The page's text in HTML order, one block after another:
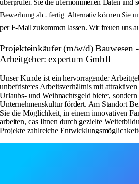
überprüfen Sie die übernommenen Daten und
Bewerbung ab - fertig. Alternativ können Sie
per E-Mail zukommen lassen. Wir freuen uns
Projekteinkäufer (m/w/d) Bauwesen
Arbeitgeber: expertum GmbH
Unser Kunde ist ein hervorragender
unbefristetes Arbeitsverhältnis mit
Urlaubs- und Weihnachtsgeld bietet,
Unternehmenskultur fördert. Am Standort
Sie die Möglichkeit, in einem innovativen
arbeiten, das Ihnen durch gezielte
Projekte zahlreiche